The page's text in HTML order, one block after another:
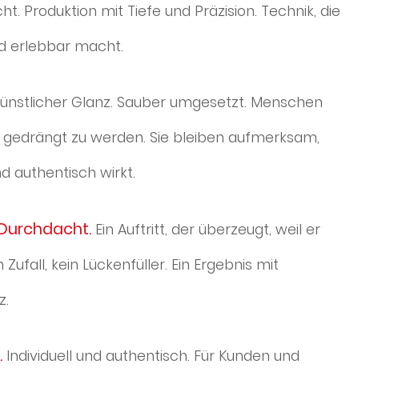
Produktion mit Tiefe und Präzision. Technik, die
erlebbar macht.
Glanz. Sauber umgesetzt. Menschen
zu werden. Sie bleiben aufmerksam,
authentisch wirkt.
Ein Auftritt, der überzeugt, weil er
kein Lückenfüller. Ein Ergebnis mit
Individuell und authentisch. Für Kunden und